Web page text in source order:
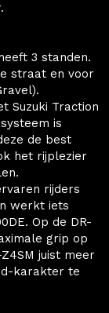
3 standen.
straat en voor
Suzuki Traction
is
de best
het rijplezier
rijders
werkt iets
Op de DR-
grip op
juist meer
karakter te